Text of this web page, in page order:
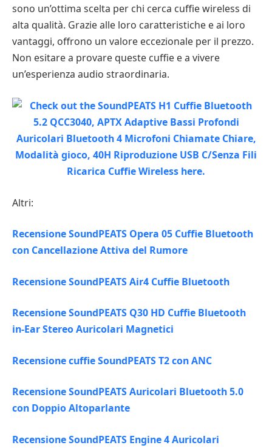
sono un’ottima scelta per chi cerca cuffie wireless di
alta qualità. Grazie alle loro caratteristiche e ai loro
vantaggi, offrono un valore eccezionale per il prezzo.
Non esitare a provare queste cuffie e a vivere
un’esperienza audio straordinaria.
Altri:
Recensione SoundPEATS Opera 05 Cuffie Bluetooth
con Cancellazione Attiva del Rumore
Recensione SoundPEATS Air4 Cuffie Bluetooth
Recensione SoundPEATS Q30 HD Cuffie Bluetooth
in-Ear Stereo Auricolari Magnetici
Recensione cuffie SoundPEATS T2 con ANC
Recensione SoundPEATS Auricolari Bluetooth 5.0
con Doppio Altoparlante
Recensione SoundPEATS Engine 4 Auricolari